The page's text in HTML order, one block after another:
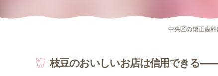
中央区の矯正歯
枝豆のおいしいお店は信用できる